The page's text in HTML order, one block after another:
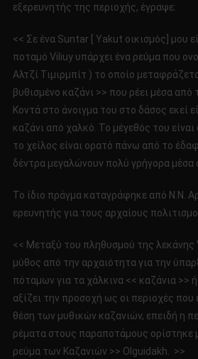
εξερευνητής της περιοχής, έγραψε:
<< Σε ένα Suntar [ Yakut οικισμός] μου
ποταμό Viliuy υπάρχει ένα ρεύμα που
Αλτζί Τιμιρμπίτ ) το οποίο
βυθισμένο καζάνι >> που ρέει μέσα
Κοντά στο άνοιγμα του στο δάσος εκεί
καζάνι από χαλκό. Το μέγεθός του
το χείλος είναι ορατό πάνω από το
δέντρα μεγαλώνουν πολύ γρήγορα μέσα
Το ίδιο πράγμα καταγράφηκε από N.Ν.
ερευνητής για τους αρχαίους
<< Μεταξύ του πληθυσμού της λεκάνης
μύθος από την αρχαιότητα για την
πόταμων για τα χάλκινα << καζάνια >>
αξίζει την προσοχή ως οι περιοχές που
θέση των μυθικών καζανιών, επειδή η
ρέματα στους παραποτάμους ορίστηκε
ρεύμα των Καζανιών >> Olguidakh. >>